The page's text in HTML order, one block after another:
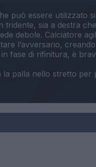
può essere utilizzato
sia a destra
debole. Calciatore
l’avversario,
fase di rifinitura, è
la palla nello stretto per